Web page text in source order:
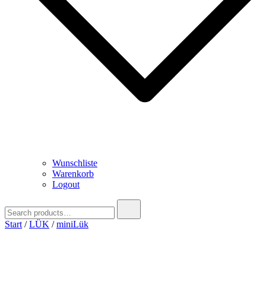
Wunschliste
Warenkorb
Logout
for:
Start /LÜK /miniLük